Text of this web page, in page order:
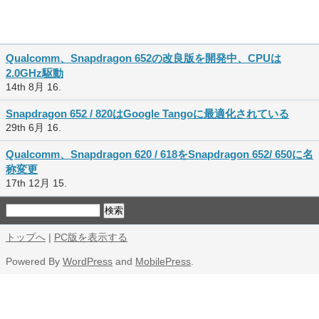
Qualcomm、Snapdragon 652の改良版を開発中、CPUは
2.0GHz駆動
14th 8月 16.
Snapdragon 652 / 820はGoogle Tangoに最適化されている
29th 6月 16.
Qualcomm、Snapdragon 620 / 618をSnapdragon 652/ 650に名
称変更
17th 12月 15.
トップへ | PC版を表示する
Powered By WordPress and MobilePress